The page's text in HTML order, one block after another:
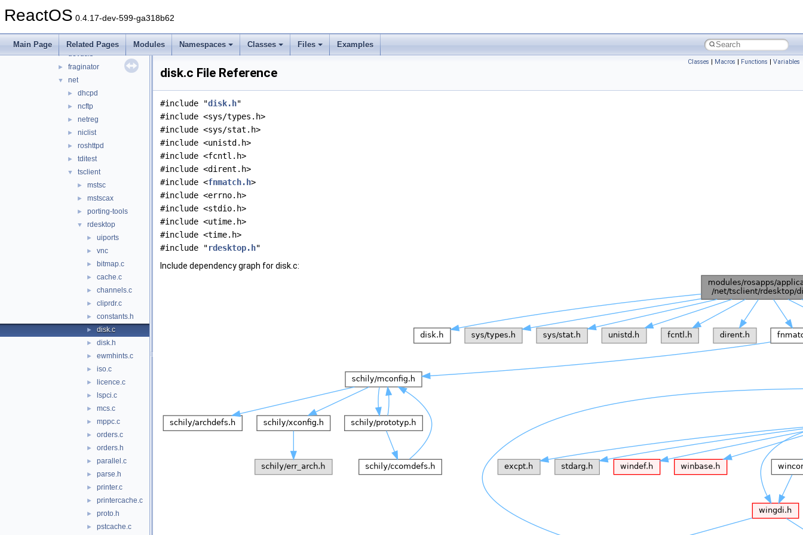
ReactOS 0.4.17-dev-599-ga318b62
Main Page Related Pages Modules Namespaces Classes Files Examples
▼ rosapps
cmdutils
► devutils
► fraginator
▼ net
► dhcpd
► ncftp
► netreg
► niclist
► roshttpd
► tditest
▼ tsclient
► mstsc
► mstscax
► porting-tools
▼ rdesktop
► uiports
► vnc
► bitmap.c
► cache.c
► channels.c
► cliprdr.c
► constants.h
► disk.c
► disk.h
► ewmhints.c
► iso.c
► licence.c
► lspci.c
► mcs.c
► mppc.c
► orders.c
► orders.h
► parallel.c
► parse.h
► printer.c
► printercache.c
► proto.h
► pstcache.c
Classes | Macros | Functions | Variables
disk.c File Reference
#include "disk.h"
#include <sys/types.h>
#include <sys/stat.h>
#include <unistd.h>
#include <fcntl.h>
#include <dirent.h>
#include <fnmatch.h>
#include <errno.h>
#include <stdio.h>
#include <utime.h>
#include <time.h>
#include "rdesktop.h"
Include dependency graph for disk.c: